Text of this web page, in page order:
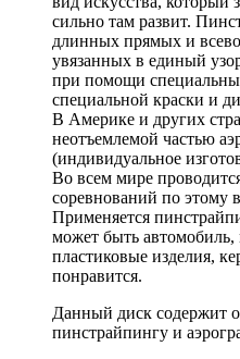
сильно там развит.
длинных прямых и
увязанных в единый
при помощи
специальной краски и
В Америке и других
неотъемлемой частью
(индивидуальное
Во всем мире
соревнований по этому
Применяется
может быть
пластиковые изделия,
понравится.
Данный диск содержит
пинстрайпингу и